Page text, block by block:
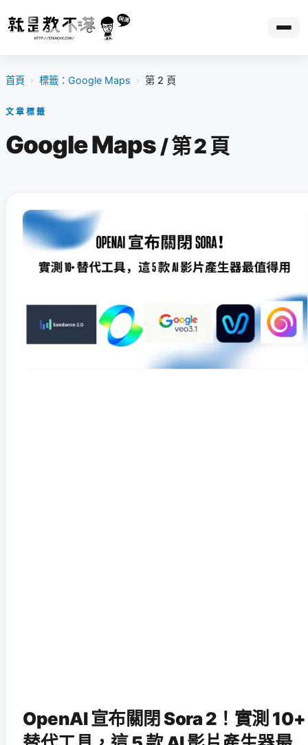
首頁 › 標籤：Google Maps › 第 2 頁
文章標籤
Google Maps / 第 2 頁
OpenAI 宣布關閉 Sora 2！實測 10+